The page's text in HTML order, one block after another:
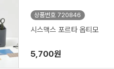
상품번호 720846
시스맥스 포르타 옵티모
5,700원